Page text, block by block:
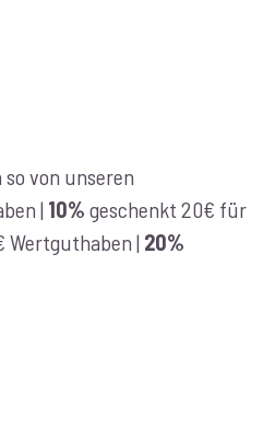
von unseren
| 10% geschenkt 20€ für
Wertguthaben | 20%